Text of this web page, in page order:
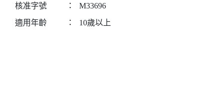
核准字號
：
M33696
適用年齡
： 10歲以上